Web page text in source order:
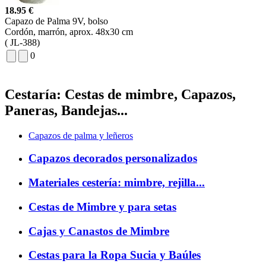
18.95 €
Capazo de Palma 9V, bolso
Cordón, marrón, aprox. 48x30 cm
( JL-388)
0
Cestaría: Cestas de mimbre, Capazos,
Paneras, Bandejas...
Capazos de palma y leñeros
Capazos decorados personalizados
Materiales cestería: mimbre, rejilla...
Cestas de Mimbre y para setas
Cajas y Canastos de Mimbre
Cestas para la Ropa Sucia y Baúles